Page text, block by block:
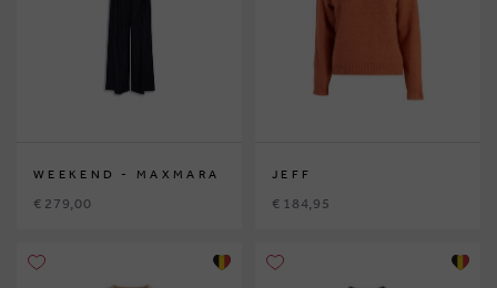
WEEKEND - MAXMARA
€ 279,00
JEFF
€ 184,95